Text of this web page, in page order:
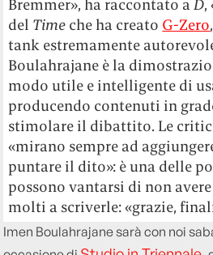
Bremmer», ha raccontato aD,
del Time che ha creato G-Zero
tank estremamente
Boulahrajane è la
modo utile e intelligente di
producendo contenuti in
stimolare il dibattito. Le
«mirano sempre ad
puntare il dito»: è una delle
possono vantarsi di non
molti a scriverle: «grazie,
Imen Boulahrajane sarà con noi